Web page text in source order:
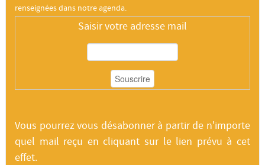
renseignées dans notre agenda.
Saisir votre adresse mail
Vous pourrez vous désabonner à partir de n'importe
quel mail reçu en cliquant sur le lien prévu à cet
effet.